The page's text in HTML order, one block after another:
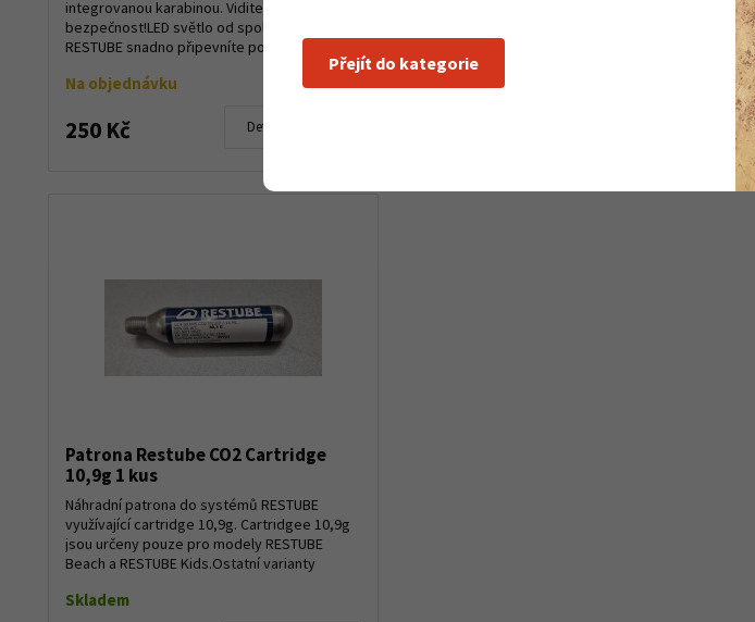
integrovanou karabinou. Viditelnost zvyšuje
bezpečnost!LED světlo od společnosti
RESTUBE snadno připevníte pomocí
Na objednávku
250 Kč Detail produktu
rekreační plavání. Nabízí nejen zvýšenou be...
Skladem do 5 ks
Patrona Restube CO2 Cartridge
10,9g 1 kus
Náhradní patrona do systémů RESTUBE
využívající cartridge 10,9g. Cartridgee 10,9g
jsou určeny pouze pro modely RESTUBE
Beach a RESTUBE Kids.Ostatní varianty
Skladem
Přejít do kategorie